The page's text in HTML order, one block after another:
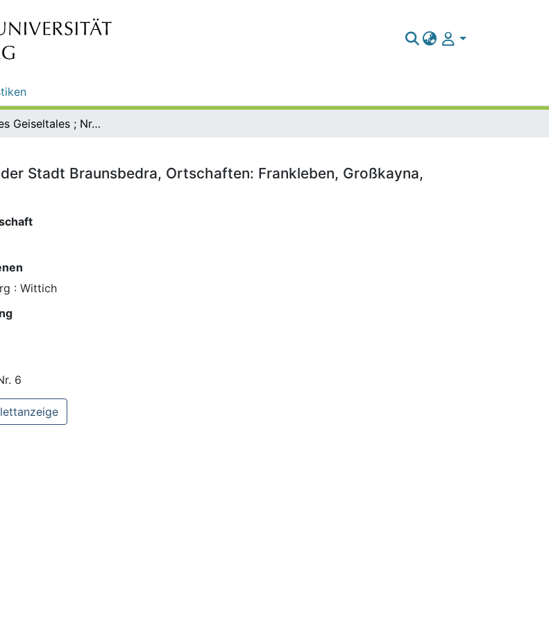
Bote des Geiseltales ; Nr. 6 : Heimatzeitung der Stadt Braunsbedra, Ortschaften: Frankleben, Großkayna, Krumpa, Roßbach
Stadt Braunsbedra, Ortschaften: Frankleben, Großkayna,
: Wittich
6